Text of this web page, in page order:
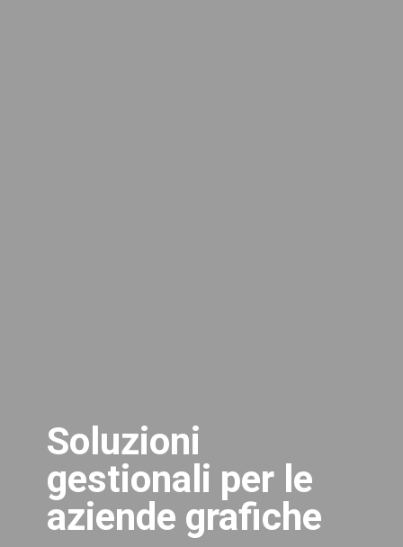
Soluzioni
gestionali per le
aziende grafiche